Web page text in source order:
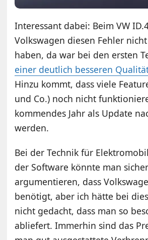
Interessant dabei: Beim VW
Volkswagen diesen Fehler
haben, da war bei den ersten
einer deutlich besseren
Hinzu kommt, dass viele
und Co.) noch nicht
kommendes Jahr als Update
werden.
Bei der Technik für
der Software könnte man
argumentieren, dass
benötigt, aber ich hätte bei
nicht gedacht, dass man so
abliefert. Immerhin sind das